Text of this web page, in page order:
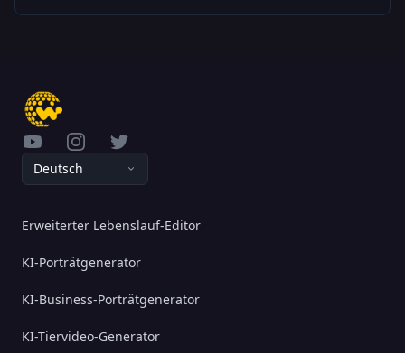
YouTubeInstagramTwitter
Deutsch
Erweiterter Lebenslauf-Editor
KI-Porträtgenerator
KI-Business-Porträtgenerator
KI-Tiervideo-Generator